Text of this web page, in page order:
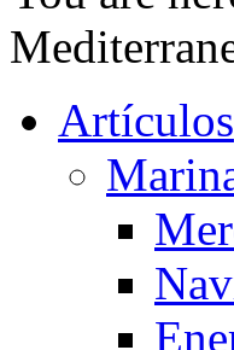
Artículos